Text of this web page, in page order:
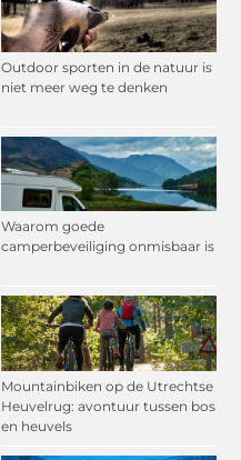
Outdoor sporten in de natuur is
niet meer weg te denken
Waarom goede
camperbeveiliging onmisbaar is
Mountainbiken op de Utrechtse
Heuvelrug: avontuur tussen bos
en heuvels